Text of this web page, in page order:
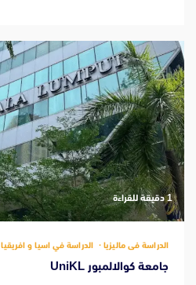
‫1 دقيقة للقراءة
الدراسة فى ماليزيا الدراسة في اسيا و افريقيا
جامعة كوالالمبور UniKL